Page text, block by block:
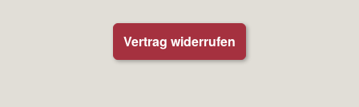
Vertrag widerrufen